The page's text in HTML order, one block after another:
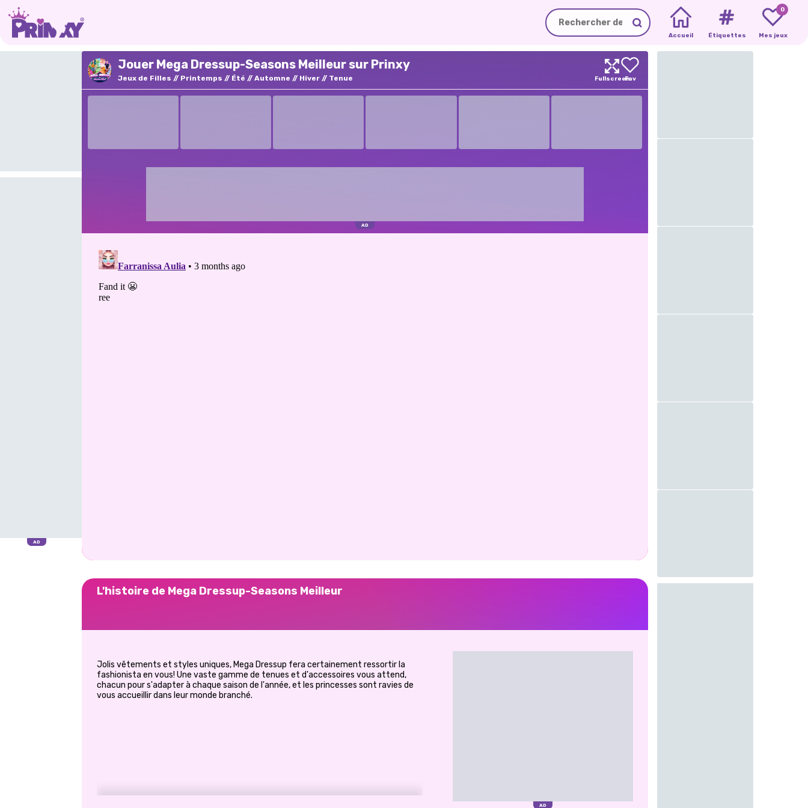
Accueil Étiquettes
0
Mes jeux
Jouer Mega Dressup-Seasons Meilleur sur Prinxy
Jeux de Filles Printemps Été Automne Hiver Tenue
L'histoire de Mega Dressup-Seasons Meilleur
Jolis vêtements et styles uniques, Mega Dressup fera certainement ressortir la
fashionista en vous! Une vaste gamme de tenues et d'accessoires vous attend,
chacun pour s'adapter à chaque saison de l'année, et les princesses sont ravies de
vous accueillir dans leur monde branché.